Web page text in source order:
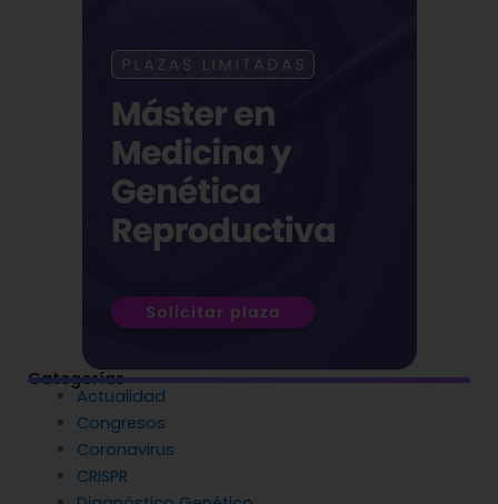
Categorías
Actualidad
Congresos
Coronavirus
CRISPR